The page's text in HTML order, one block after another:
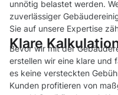
unnötig belastet werden.
zuverlässiger
Sie auf unsere Expertise
Klare
Bevor wir mit der
erstellen wir eine klare und
es keine versteckten
Kunden profitieren von